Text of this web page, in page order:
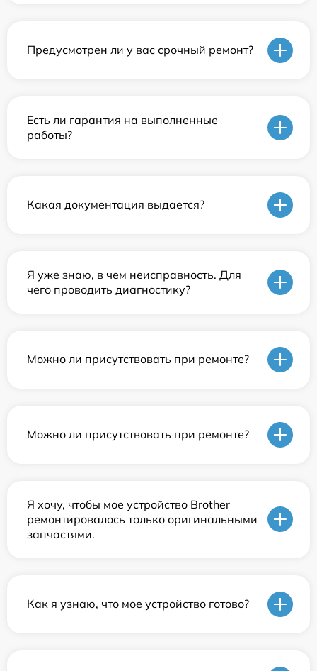
Предусмотрен ли у вас срочный ремонт?
Есть ли гарантия на выполненные
работы?
Какая документация выдается?
Я уже знаю, в чем неисправность. Для
чего проводить диагностику?
Можно ли присутствовать при ремонте?
Можно ли присутствовать при ремонте?
Я хочу, чтобы мое устройство Brother
ремонтировалось только оригинальными
запчастями.
Как я узнаю, что мое устройство готово?